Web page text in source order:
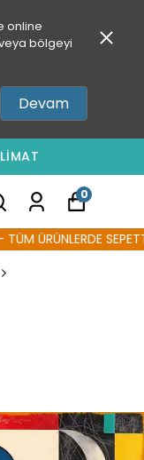
online
bölgeyi
Devam
0
ÜRÜNLERDE